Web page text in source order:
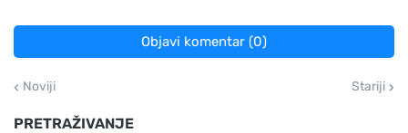
Objavi komentar (0)
Noviji Stariji
PRETRAŽIVANJE